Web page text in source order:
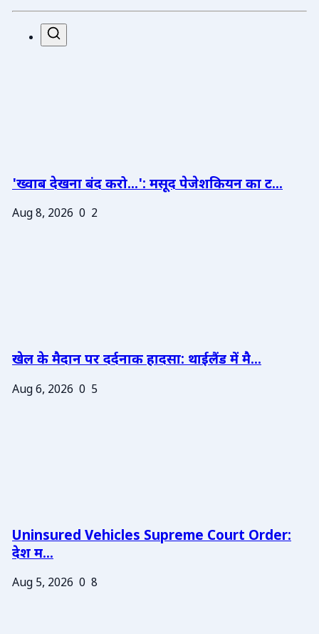
'ख्वाब देखना बंद करो...': मसूद पेजेशकियन का ट...
Aug 8, 2026 0 2
खेल के मैदान पर दर्दनाक हादसा: थाईलैंड में मै...
Aug 6, 2026 0 5
Uninsured Vehicles Supreme Court Order:
देश म...
Aug 5, 2026 0 8